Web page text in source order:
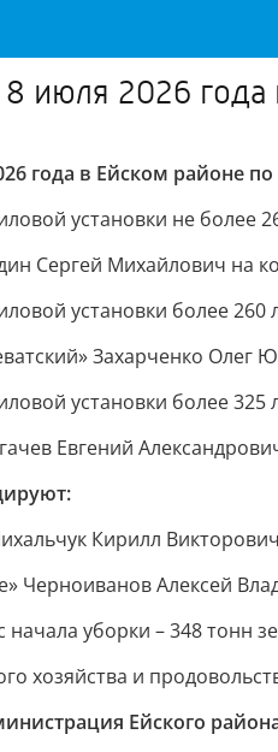
8 июля 2026
года в Ейском районе
установки не более
Сергей Михайлович на
установки более 260
Захарченко Олег
установки более 325
Евгений
Кирилл
Черноиванов Алексей
уборки – 348 тонн
хозяйства и
Ейского